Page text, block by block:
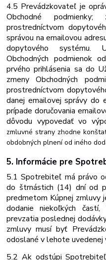
4.5 Prevádzkovateľ je
Obchodné podmienky;
prostredníctvom
správou na emailovou
dopytového systému.
Obchodných podmienok
prvého prihlásenia sa do
zmeny Obchodných
prostredníctvom
danej emailovej správy do
prípade doručovania
dôvodu vypovedaťvo
zmluvné strany zhodne
obdobných plnení od iného
5. Informácie pre
5.1 Spotrebiteľ má právo
do štrnástich (14) dní od
predmetom Kúpnej zmluvy
dodanie niekoľkých
prevzatia poslednej
zmluvy musí byť
odoslané v lehote
5.2 Ak odstúpi